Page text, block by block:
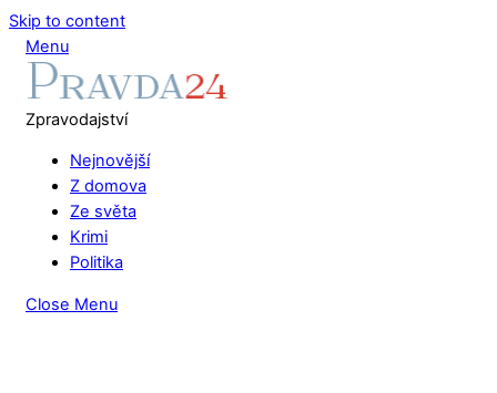
Skip to content
Menu
Zpravodajství
Nejnovější
Z domova
Ze světa
Krimi
Politika
Close Menu